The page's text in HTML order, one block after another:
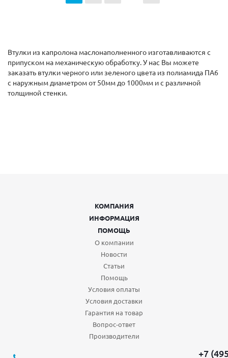
Втулки из капролона маслонаполненного изготавливаются с
припуском на механическую обработку. У нас Вы можете
заказать втулки черного или зеленого цвета из полиамида ПА6
с наружным диаметром от 50мм до 1000мм и с различной
толщиной стенки.
КОМПАНИЯ
ИНФОРМАЦИЯ
ПОМОЩЬ
О компании
Новости
Статьи
Помощь
Условия оплаты
Условия доставки
Гарантия на товар
Вопрос-ответ
Производители
+7